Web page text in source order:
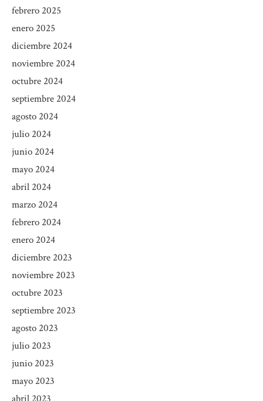
febrero 2025
enero 2025
diciembre 2024
noviembre 2024
octubre 2024
septiembre 2024
agosto 2024
julio 2024
junio 2024
mayo 2024
abril 2024
marzo 2024
febrero 2024
enero 2024
diciembre 2023
noviembre 2023
octubre 2023
septiembre 2023
agosto 2023
julio 2023
junio 2023
mayo 2023